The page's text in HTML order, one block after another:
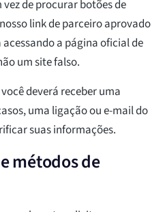
de procurar botões de
link de parceiro aprovado
a página oficial de
um site falso.
deverá receber uma
uma ligação ou e-mail do
suas informações.
métodos de